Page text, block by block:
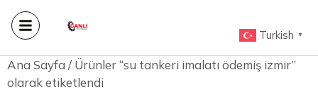
Turkish ▼
Ana Sayfa/ Ürünler “su tankeri imalatı ödemiş izmir”
olarak etiketlendi